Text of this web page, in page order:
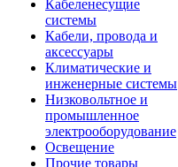
Кабеленесущие
системы
Кабели, провода и
аксессуары
Климатические и
инженерные системы
Низковольтное и
промышленное
электрооборудование
Освещение
Прочие товары